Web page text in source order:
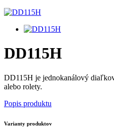
DD115H
DD115H je jednokanálový
alebo rolety.
Popis produktu
Varianty produktov